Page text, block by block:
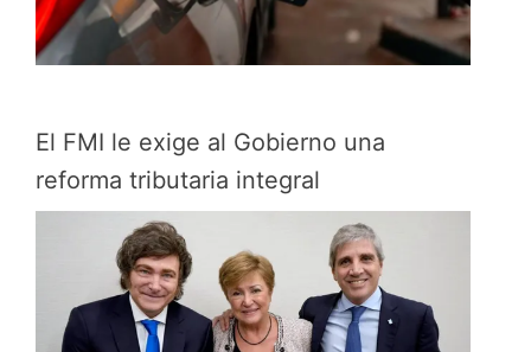
El FMI le exige al Gobierno una
reforma tributaria integral